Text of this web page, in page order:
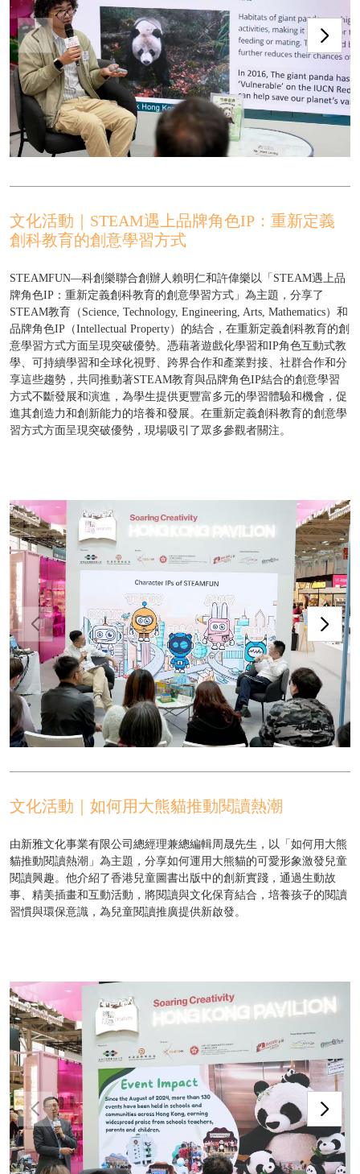
文化活動｜STEAM遇上品牌角色IP：重新定義
創科教育的創意學習方式
STEAMFUN—科創樂聯合創辦人賴明仁和許偉樂以「STEAM遇上品
牌角色IP：重新定義創科教育的創意學習方式」為主題，分享了
STEAM教育（Science, Technology, Engineering, Arts, Mathematics）和
品牌角色IP（Intellectual Property）的結合，在重新定義創科教育的創
意學習方式方面呈現突破優勢。憑藉著遊戲化學習和IP角色互動式教
學、可持續學習和全球化視野、跨界合作和產業對接、社群合作和分
享這些趨勢，共同推動著STEAM教育與品牌角色IP結合的創意學習
方式不斷發展和演進，為學生提供更豐富多元的學習體驗和機會，促
進其創造力和創新能力的培養和發展。在重新定義創科教育的創意學
習方式方面呈現突破優勢，現場吸引了眾多參觀者關注。
文化活動｜如何用大熊貓推動閱讀熱潮
由新雅文化事業有限公司總經理兼總編輯周晟先生，以「如何用大熊
貓推動閱讀熱潮」為主題，分享如何運用大熊貓的可愛形象激發兒童
閱讀興趣。他介紹了香港兒童圖書出版中的創新實踐，通過生動故
事、精美插畫和互動活動，將閱讀與文化保育結合，培養孩子的閱讀
習慣與環保意識，為兒童閱讀推廣提供新啟發。